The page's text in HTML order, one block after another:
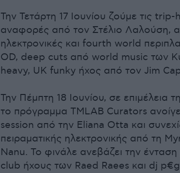
Την Τετάρτη 17 Ιουνίου ζούμε τις
αναφορές από τον Στέλιο Λαλούση,
ηλεκτρονικές και fourth world
OD, deep cuts από world music των
heavy, UK funky ήχος από τον Jim
Την Πέμπτη 18 Ιουνίου, σε επιμέλεια
το πρόγραμμα TMLAB Curators
session από την Eliana Otta και
πειραματικής ηλεκτρονικής από τη
Nanu. Το φινάλε ανεβάζει την ένταση
club ήχους των Raed Raees και dj